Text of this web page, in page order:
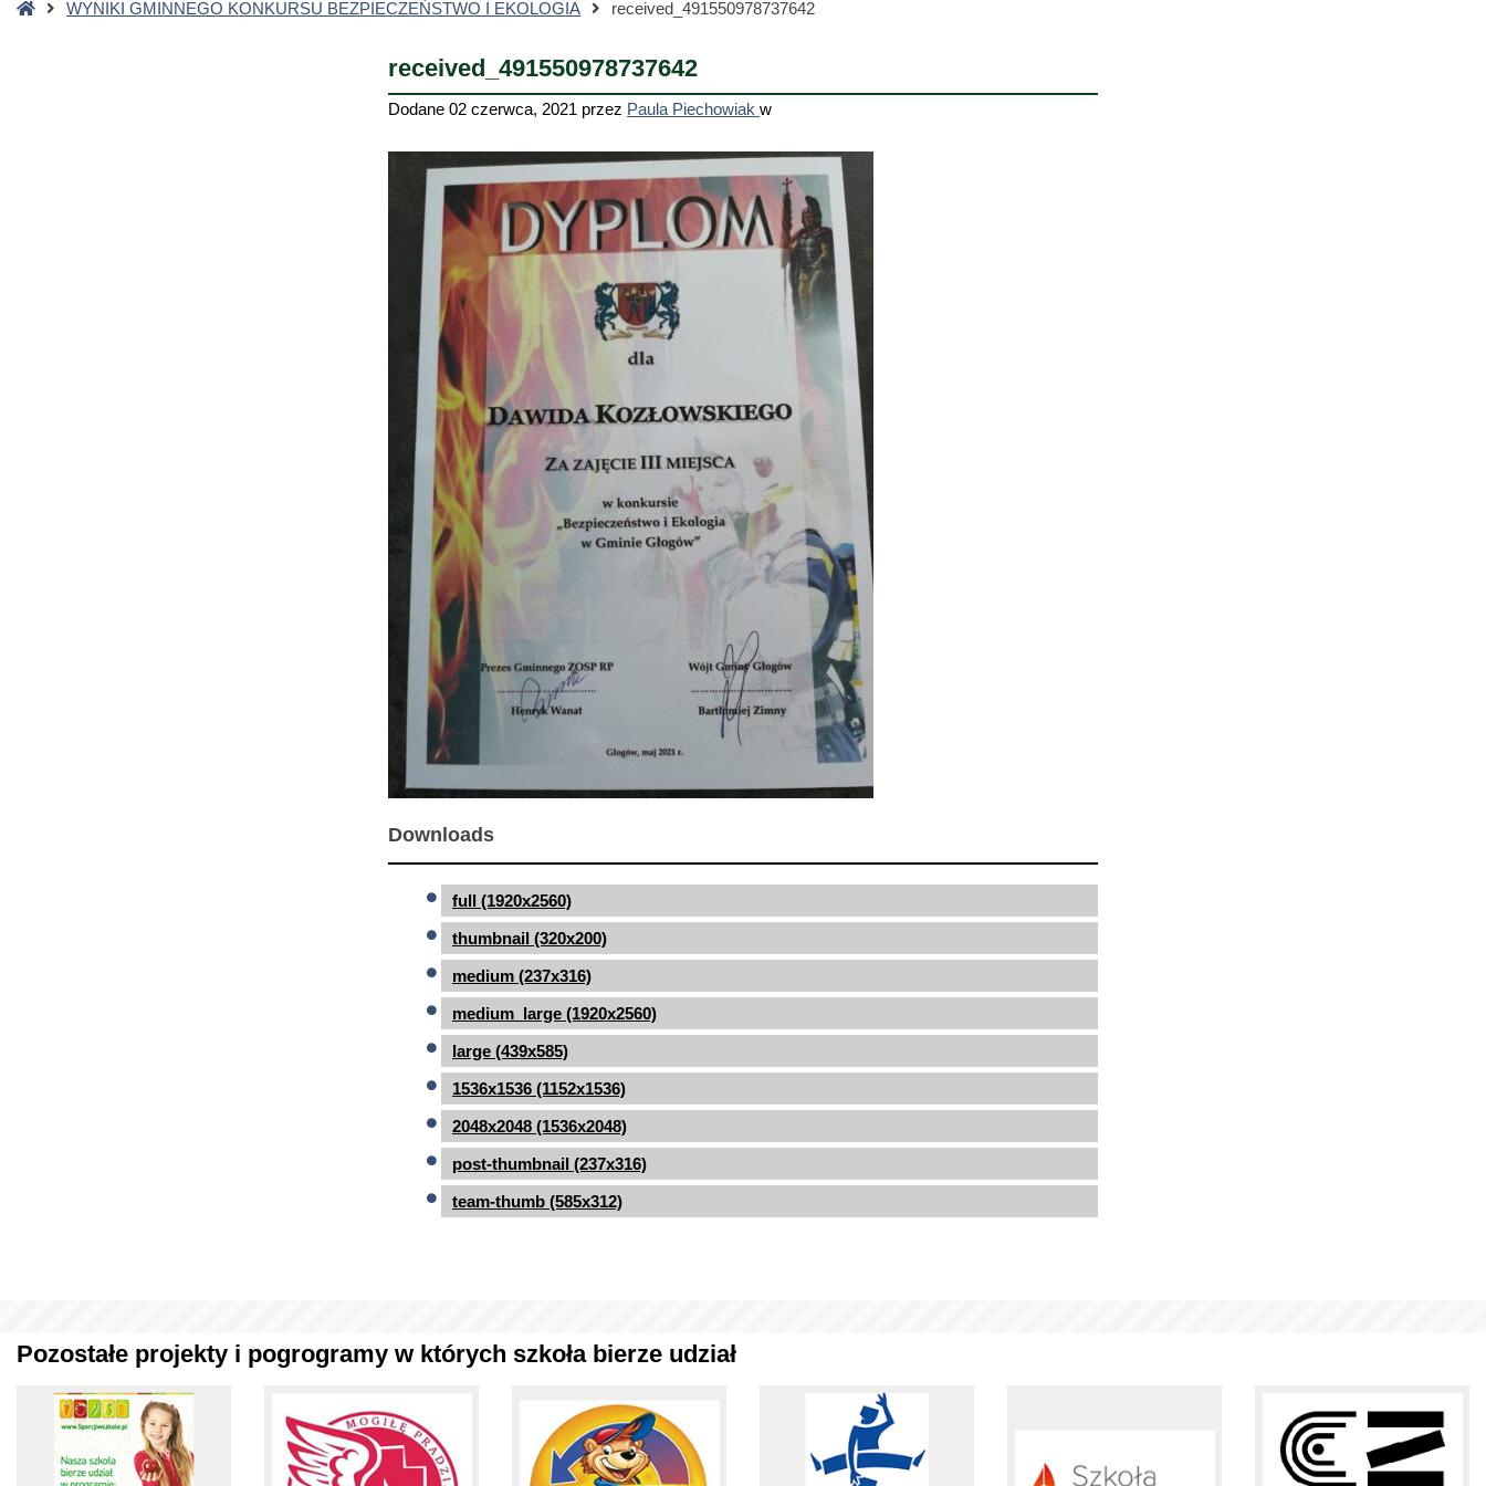
StronaWYNIKI GMINNEGO KONKURSU BEZPIECZEŃSTWO I EKOLOGIA received_491550978737642
received_491550978737642
Dodane 02 czerwca, 2021 przez Paula Piechowiak w
Downloads
full (1920x2560)
thumbnail (320x200)
medium (237x316)
medium_large (1920x2560)
large (439x585)
1536x1536 (1152x1536)
2048x2048 (1536x2048)
post-thumbnail (237x316)
team-thumb (585x312)
Pozostałe projekty i pogrogramy w których szkoła bierze udział